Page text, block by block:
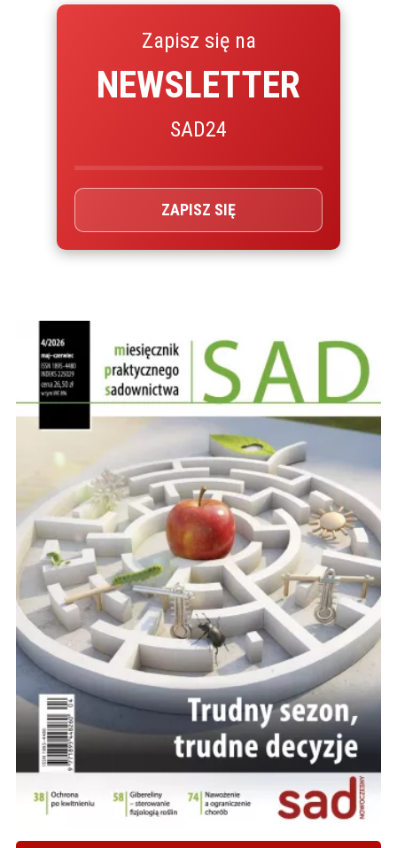
Zapisz się na
NEWSLETTER
SAD24
ZAPISZ SIĘ